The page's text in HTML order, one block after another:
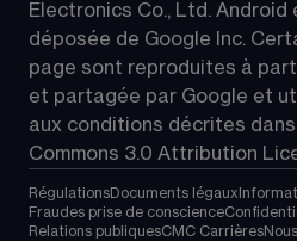
Electronics Co., Ltd. Android
déposée de Google Inc.
page sont reproduites à
et partagée par Google et
aux conditions décrites
Commons 3.0 Attribution
RégulationsDocuments légaux
Fraudes prise de conscience
Relations publiquesCMC Carrières